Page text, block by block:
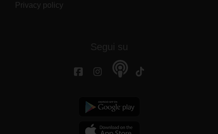
Privacy policy
Segui su